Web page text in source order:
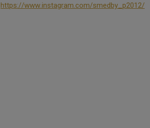
https://www.instagram.com/smedby_p2012/